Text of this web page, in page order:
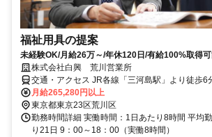
福祉用具の提案
未経験OK/月給26万～/年休120日/有給100%取得
株式会社白興 荒川営業所
交通・アクセス JR各線「三河島駅」より徒歩6
島駅」より徒歩10分、都電荒川線「荒川区役所
月給265,280円以上
東京都東京23区荒川区
勤務時間詳細 実働時間：1日あたり8時間 平均
り21日 9：00～18：00（実働8時間）